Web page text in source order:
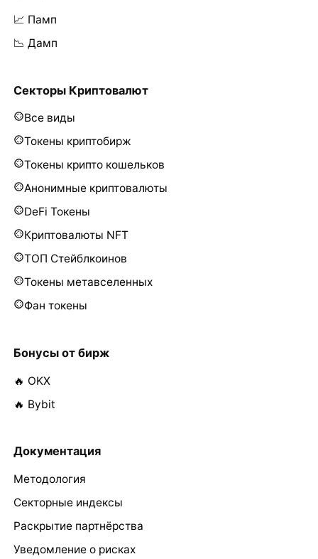
📈 Памп
📉 Дамп
Секторы Криптовалют
Все виды
Токены криптобирж
Токены крипто кошельков
Анонимные криптовалюты
DeFi Токены
Криптовалюты NFT
ТОП Стейблкоинов
Токены метавселенных
Фан токены
Бонусы от бирж
🔥 OKX
🔥 Bybit
Документация
Методология
Секторные индексы
Раскрытие партнёрства
Уведомление о рисках